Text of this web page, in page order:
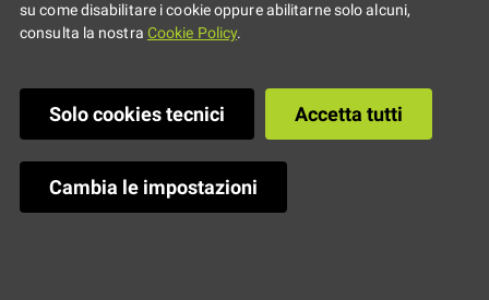
Dimensione: 335 kB— Clicca per scaricare
l'immagine in dimensione originale
su come disabilitare i cookie oppure abilitarne solo alcuni,
consulta la nostra Cookie Policy.
Solo cookies tecnici Accetta tutti
Cambia le impostazioni